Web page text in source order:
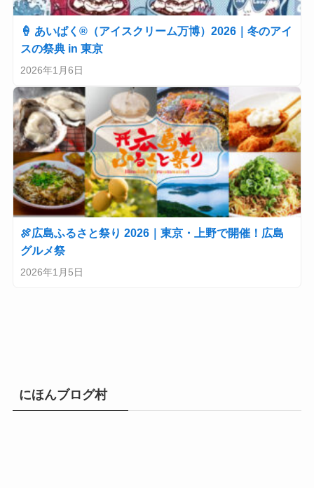
🍦 あいぱく®（アイスクリーム万博）2026｜冬のアイ
スの祭典 in 東京
2026年1月6日
🍖広島ふるさと祭り 2026｜東京・上野で開催！広島
グルメ祭
2026年1月5日
にほんブログ村